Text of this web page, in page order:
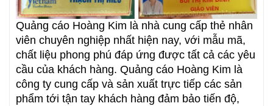
Quảng cáo Hoàng Kim là nhà cung cấp thẻ nhân
viên chuyên nghiệp nhất hiện nay, với mẫu mã,
chất liệu phong phú đáp ứng được tất cả các yêu
cầu của khách hàng. Quảng cáo Hoàng Kim là
công ty cung cấp và sản xuất trực tiếp các sản
phẩm tới tận tay khách hàng đảm bảo tiến độ,